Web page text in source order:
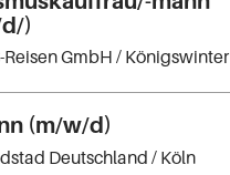
)
Reisen GmbH / Königswinter
(m/w/d)
Deutschland/ Köln